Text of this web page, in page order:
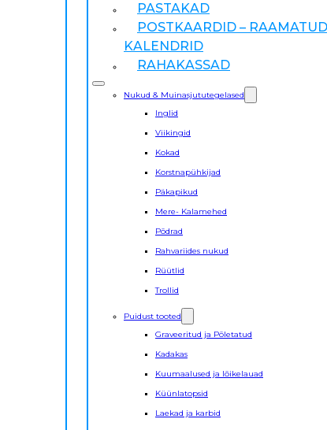
PASTAKAD
POSTKAARDID –
KALENDRID
RAHAKASSAD
Nukud & Muinasjututegelased
Inglid
Viikingid
Kokad
Korstnapühkijad
Päkapikud
Mere- Kalamehed
Põdrad
Rahvariides nukud
Rüütlid
Trollid
Puidust tooted
Graveeritud ja Põletatud
Kadakas
Kuumaalused ja lõikelauad
Küünlatopsid
Laekad ja karbid